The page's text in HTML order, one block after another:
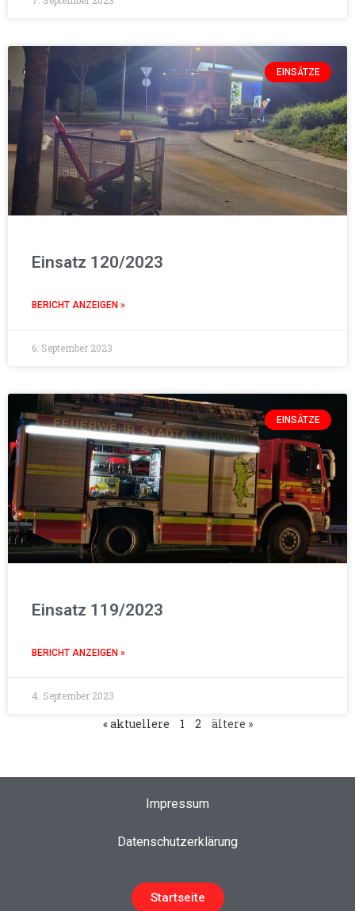
EINSÄTZE
Einsatz 120/2023
BERICHT ANZEIGEN »
6. September 2023
EINSÄTZE
Einsatz 119/2023
BERICHT ANZEIGEN »
4. September 2023
« aktuellere 1 2 ältere »
Impressum
Datenschutzerklärung
Startseite